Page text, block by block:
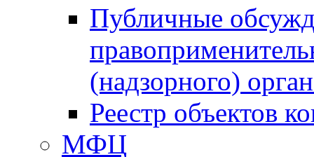
Публичные
(надзорного)
Реестр объектов
МФЦ